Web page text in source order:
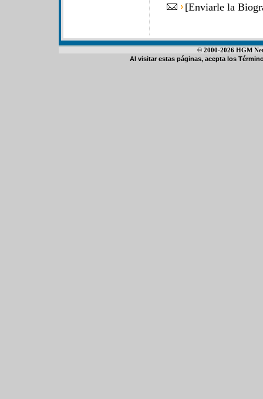
[Enviarle la
© 2000-2026 HGM
Al visitar estas páginas, acepta los